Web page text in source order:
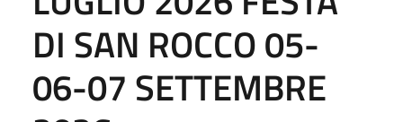
DI SAN ROCCO 05-
06-07 SETTEMBRE